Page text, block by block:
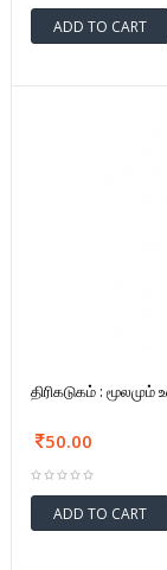
ADD TO CART
திரிகடுகம் :
50.00
ADD TO CART